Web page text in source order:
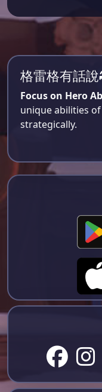
格雷格有話說
Focus on Hero
unique abilities
strategically.